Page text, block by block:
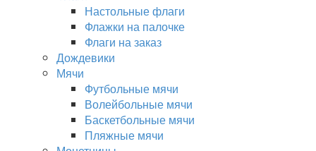
Настольные флаги
Флажки на палочке
Флаги на заказ
Дождевики
Мячи
Футбольные мячи
Волейбольные мячи
Баскетбольные мячи
Пляжные мячи